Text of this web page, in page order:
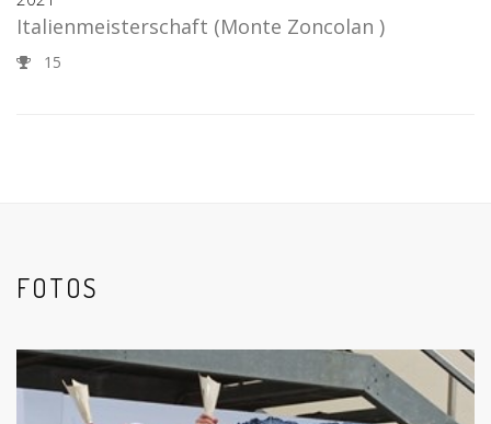
Italienmeisterschaft (Monte Zoncolan )
15
FOTOS